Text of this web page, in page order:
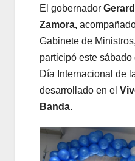
El gobernador
Zamora,
Gabinete de Ministros,
participó este sábado
Día Internacional de
desarrollado en el
Banda.